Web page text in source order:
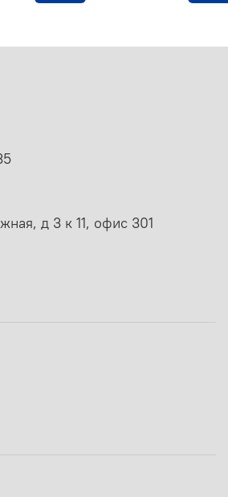
д 3 к 11, офис 301